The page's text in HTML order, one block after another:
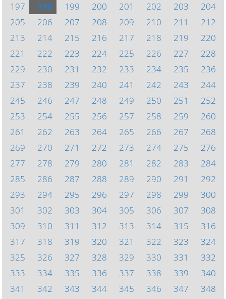
197
198 199 200 201 202 203
204
205
206 207 208 209 210 211
212
213
214 215 216 217 218 219
220
221
222 223 224 225 226 227
228
229
230 231 232 233 234 235
236
237
238 239 240 241 242 243
244
245
246 247 248 249 250 251
252
253
254 255 256 257 258 259
260
261
262 263 264 265 266 267
268
269
270 271 272 273 274 275
276
277
278 279 280 281 282 283
284
285
286 287 288 289 290 291
292
293
294 295 296 297 298 299
300
301
302 303 304 305 306 307
308
309
310 311 312 313 314 315
316
317
318 319 320 321 322 323
324
325
326 327 328 329 330 331
332
333
334 335 336 337 338 339
340
341
342 343 344 345 346 347
348